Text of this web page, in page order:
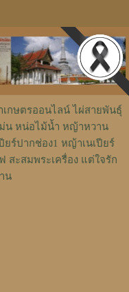
กษตรออนไลน์ ไผ่สายพันธุ์
น หน่อไม้น้ำ หญ้าหวาน
ร์ปากช่อง1 หญ้าเนเปียร์
สะสมพระเครื่อง แต่ใจรัก
น